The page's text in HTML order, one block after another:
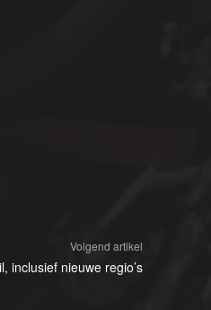
Volgend artikel
inclusief nieuwe regio’s